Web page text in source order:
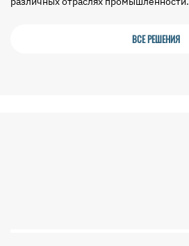
ВСЕ РЕШЕНИЯ